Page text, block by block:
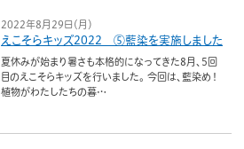
2022年8月29日（月）
えこそらキッズ2022 ⑤藍染を実施しました
夏休みが始まり暑さも本格的になってきた8月、5回
目のえこそらキッズを行いました。 今回は、藍染め！
植物がわたしたちの暮…